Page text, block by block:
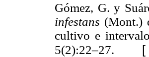
Gómez, G. y
infestans (Mont.)
cultivo e
5(2):22–27. [